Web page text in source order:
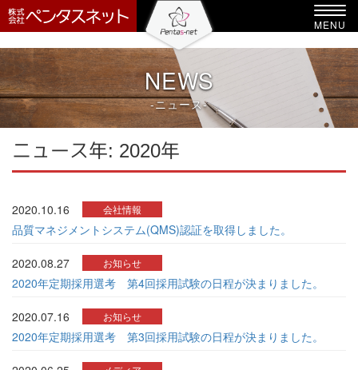
-->
MENU
NEWS
-ニュース-
ニュース年: 2020年
2020.10.16 会社情報
品質マネジメントシステム(QMS)認証を取得しました。
2020.08.27 お知らせ
2020年定期採用選考 第4回採用試験の日程が決まりました。
2020.07.16 お知らせ
2020年定期採用選考 第3回採用試験の日程が決まりました。